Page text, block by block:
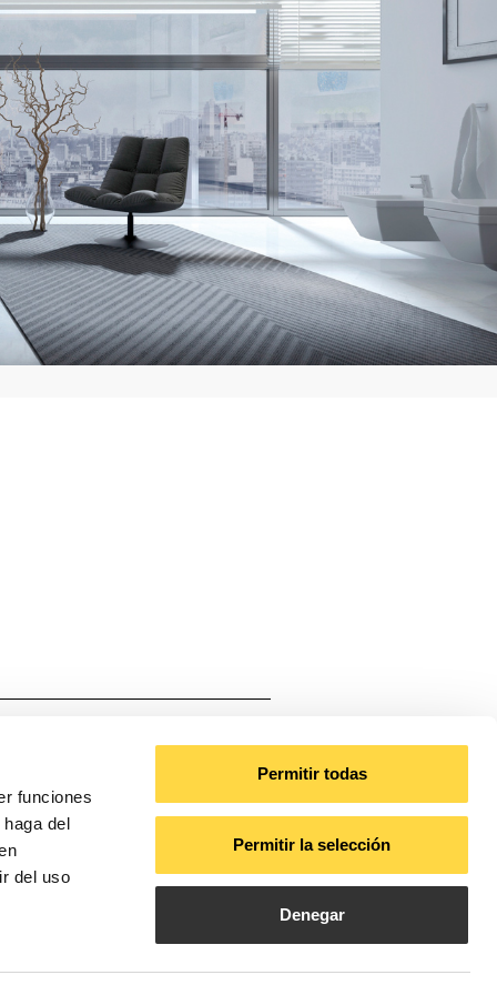
funciones
del
del uso
Permitir todas
Permitir la selección
Denegar
4000